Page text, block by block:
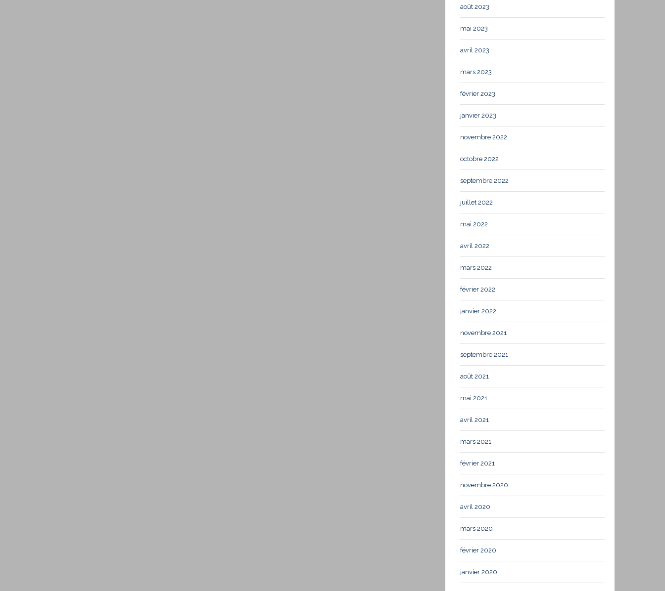
août 2023
mai 2023
avril 2023
mars 2023
février 2023
janvier 2023
novembre 2022
octobre 2022
septembre 2022
juillet 2022
mai 2022
avril 2022
mars 2022
février 2022
janvier 2022
novembre 2021
septembre 2021
août 2021
mai 2021
avril 2021
mars 2021
février 2021
novembre 2020
avril 2020
mars 2020
février 2020
janvier 2020